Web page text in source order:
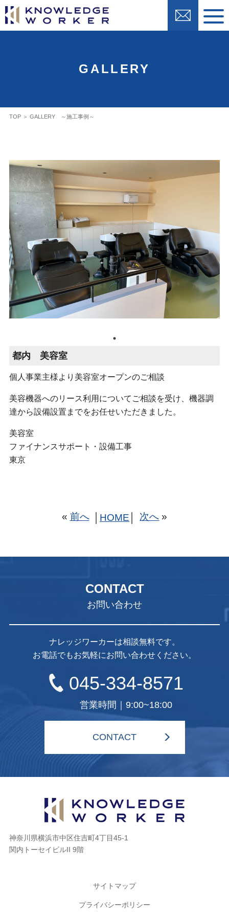
GALLERY
TOP＞ GALLERY ～施工事例～
都内 美容室
個人事業主様より美容室オープンのご相談
美容機器へのリース利用についてご相談を受け、機器調
達から設備設置までをお任せいただきました。
美容室
ファイナンスサポート・設備工事
東京
« 前へ HOME 次へ »
CONTACT
お問い合わせ
ナレッジワーカーは相談無料です。
お電話でもお気軽にお問い合わせください。
045-334-8571
営業時間｜9:00~18:00
CONTACT
神奈川県横浜市中区住吉町4丁目45-1
関内トーセイビルII 9階
サイトマップ
プライバシーポリシー